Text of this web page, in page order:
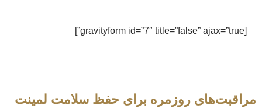
[gravityform id=”7″ title=”false” ajax=”true”]
مراقبت‌های روزمره برای حفظ سلامت لمینت